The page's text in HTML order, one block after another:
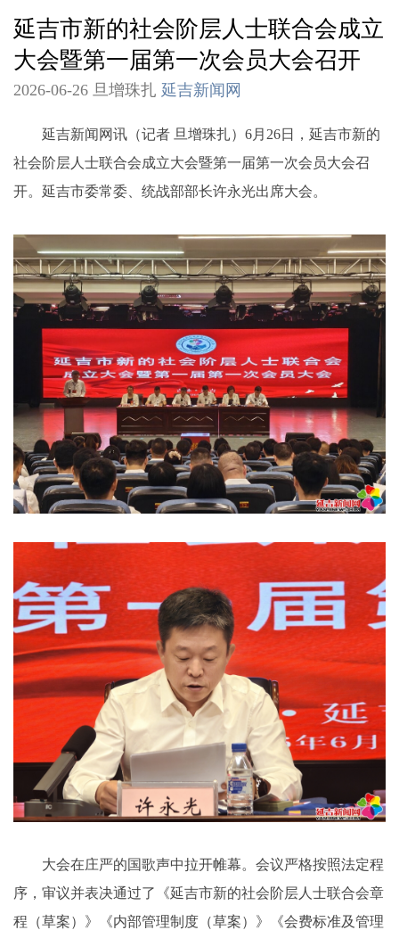
延吉市新的社会阶层人士联合会成立
大会暨第一届第一次会员大会召开
2026-06-26 旦增珠扎 延吉新闻网
延吉新闻网讯（记者 旦增珠扎）6月26日，延吉市新的
社会阶层人士联合会成立大会暨第一届第一次会员大会召
开。延吉市委常委、统战部部长许永光出席大会。
大会在庄严的国歌声中拉开帷幕。会议严格按照法定程
序，审议并表决通过了《延吉市新的社会阶层人士联合会章
程（草案）》《内部管理制度（草案）》《会费标准及管理